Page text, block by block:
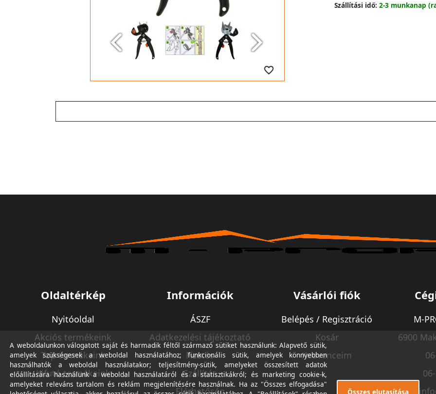
Szállítási idő: 2-3 munkanap
Oldaltérkép
Nyitóoldal
Akciós termékeink
Top termékeink
Kifutó termékeink
Információk
ÁSZF
Adatkezelési tájékoztató
Fizetés
Szállítás
Elérhetőség
Vásárlói fiók
Belépés / Regisztráció
Kosár
Kedvenceim
M-
6900
A weboldalunkon válogatott saját és harmadik féltől származó sütiket használunk: Alapvető sütik,
amelyek szükségesek a weboldal használatához; funkcionális sütik, amelyek könnyebben
használhatók a weboldal használatakor; teljesítmény-sütik, amelyeket összesített adatok
előállítására használunk a weboldal használatáról és a statisztikákról; és marketing cookie-k,
amelyeket releváns tartalom és reklám megjelenítésére használnak. Ha az "Összes elfogadása"
Összes elutasítása